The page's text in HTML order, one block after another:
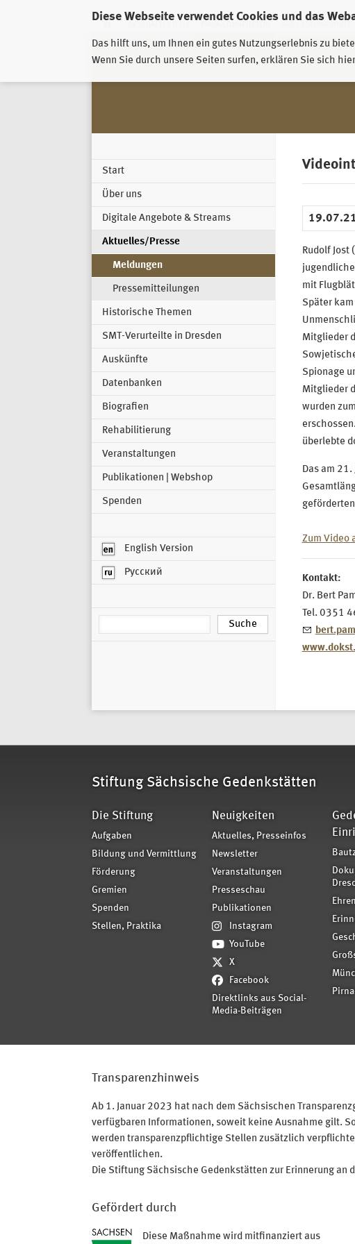
Diese Webseite verwendet Cookies und das
Das hilft uns, um Ihnen ein gutes Nutzungserlebnis zu
Wenn Sie durch unsere Seiten surfen, erklären Sie sich
Start
Über uns
Digitale Angebote & Streams
Aktuelles/Presse
Meldungen
Pressemitteilungen
Historische Themen
SMT-Verurteilte in Dresden
Auskünfte
Datenbanken
Biografien
Rehabilitierung
Veranstaltungen
Publikationen | Webshop
Spenden
English Version
Русский
19.07.21
Rudolf
mit
Später
Mitglieder
Spionage
Mitglieder
wurden
überlebte
Das am
Zum Video
Kontakt:
Dr. Bert
Tel. 0351
Stiftung Sächsische Gedenkstätten
Die Stiftung
Aufgaben
Bildung und Vermittlung
Förderung
Gremien
Spenden
Stellen, Praktika
Neuigkeiten
Aktuelles, Presseinfos
Newsletter
Veranstaltungen
Presseschau
Publikationen
Instagram
YouTube
X
Facebook
Direktlinks aus Social-
Media-Beiträgen
Transparenzhinweis
Ab 1. Januar 2023 hat nach dem Sächsischen
verfügbaren Informationen, soweit keine Ausnahme gilt.
werden transparenzpflichtige Stellen zusätzlich
veröffentlichen.
Die Stiftung Sächsische Gedenkstätten zur Erinnerung
Gefördert durch
Diese Maßnahme wird mitfinanziert aus